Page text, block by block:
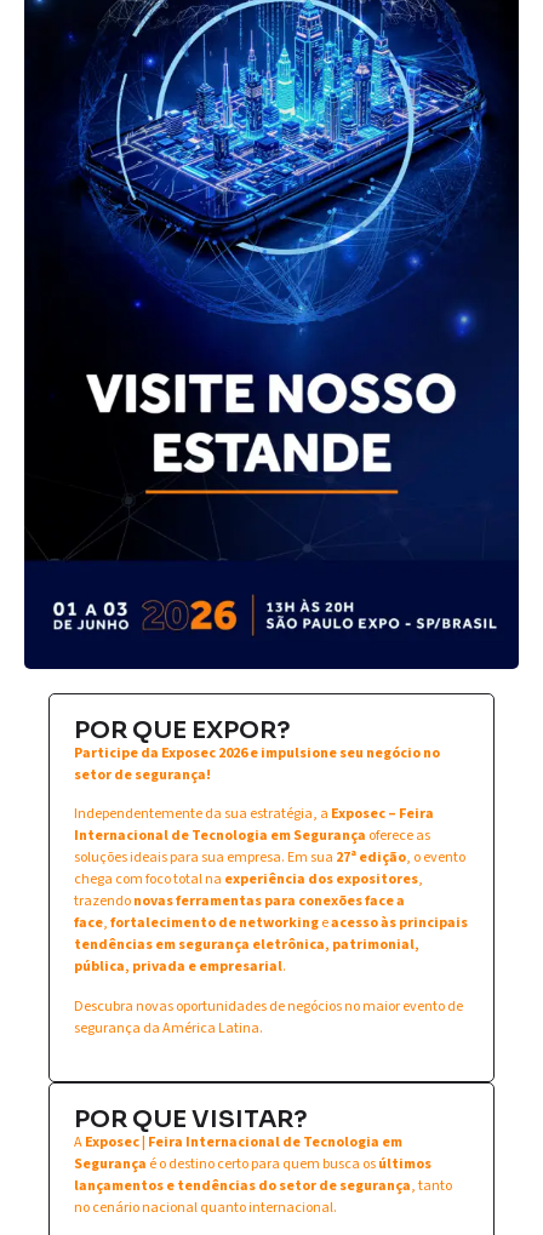
POR QUE EXPOR?
Participe da Exposec 2026 e impulsione seu negócio no
setor de segurança!
Independentemente da sua estratégia, a Exposec – Feira
Internacional de Tecnologia em Segurança oferece as
soluções ideais para sua empresa. Em sua 27ª edição, o evento
chega com foco total na experiência dos expositores,
trazendonovas ferramentas para conexões face a
face,fortalecimento de networkingeacesso às principais
tendências em segurança eletrônica, patrimonial,
pública, privada e empresarial.
Descubra novas oportunidades de negócios no maior evento de
segurança da América Latina.
POR QUE VISITAR?
AExposec | Feira Internacional de Tecnologia em
Segurança é o destino certo para quem busca osúltimos
lançamentos e tendências do setor de segurança, tanto
no cenário nacional quanto internacional.